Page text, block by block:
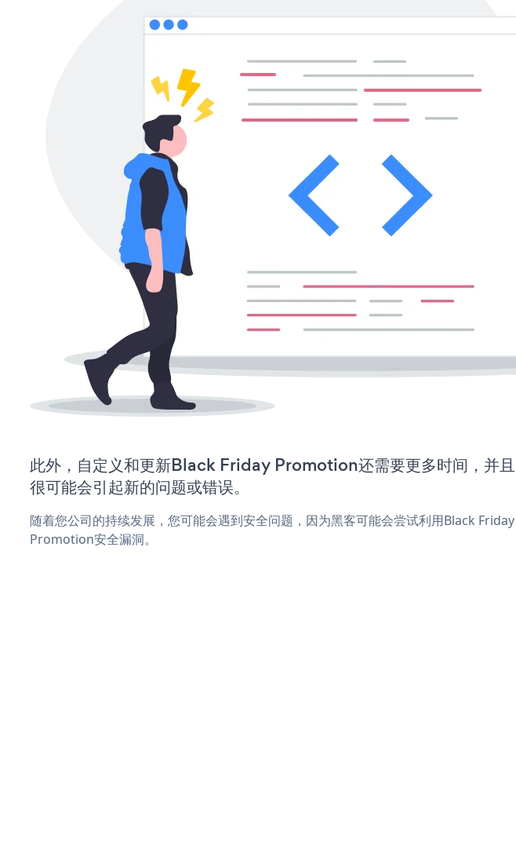
此外，自定义和更新Black Friday Promotion还需要更多时间，并且
很可能会引起新的问题或错误。
随着您公司的持续发展，您可能会遇到安全问题，因为黑客可能会尝试利用Black Friday
Promotion安全漏洞。